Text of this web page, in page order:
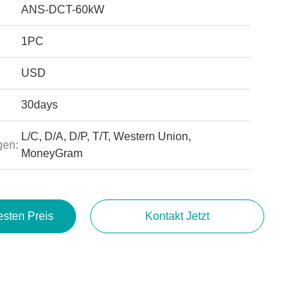
ANS-DCT-60kW
1PC
USD
30days
L/C, D/A, D/P, T/T, Western Union,
MoneyGram
Preis Kontakt Jetzt